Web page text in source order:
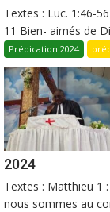
Textes : Luc. 1:46-
11 Bien- aimés de
Prédication 2024
2024
Textes : Matthieu 1
nous sommes au